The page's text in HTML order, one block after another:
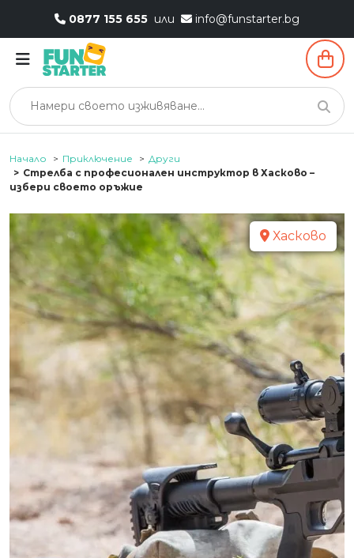
0877 155 655 или info@funstarter.bg
Начало Приключение
Други
Стрелба с професионален инструктор в Хасково –
избери своето оръжие
Хасково